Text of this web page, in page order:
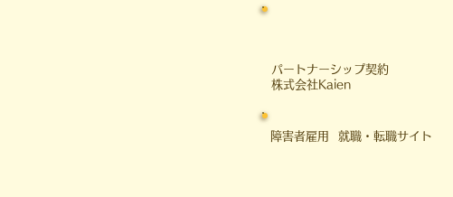
​パートナーシップ契約
​株式会社Kaien
障害者雇用 就職・転職サイト